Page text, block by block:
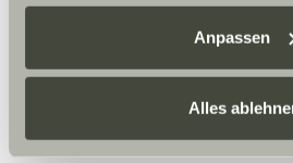
Sunlight Business. Akzeptieren
einzelne Cookies/Dienste in den
erteilen Sie uns Ihre Einwilligung
freiwillig, für den Besuch der
und kann jederzeit über die
Anpassen
Alles
Heure